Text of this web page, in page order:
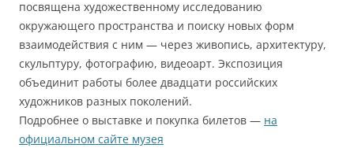
посвящена художественному исследованию
окружающего пространства и поиску новых форм
взаимодействия с ним — через живопись, архитектуру,
скульптуру, фотографию, видеоарт. Экспозиция
объединит работы более двадцати российских
художников разных поколений.
Подробнее о выставке и покупка билетов — на
официальном сайте музея